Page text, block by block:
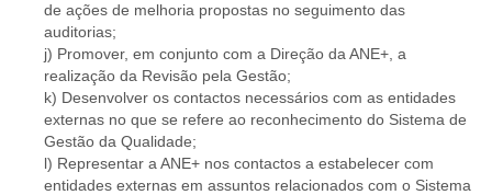
de ações de melhoria propostas no seguimento das
auditorias;
j) Promover, em conjunto com a Direção da ANE+, a
realização da Revisão pela Gestão;
k) Desenvolver os contactos necessários com as entidades
externas no que se refere ao reconhecimento do Sistema de
Gestão da Qualidade;
l) Representar a ANE+ nos contactos a estabelecer com
entidades externas em assuntos relacionados com o Sistema